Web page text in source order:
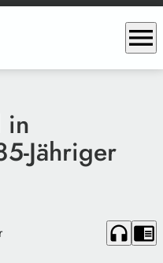
menu
in
Jähriger
headphones chrome_reader_mode